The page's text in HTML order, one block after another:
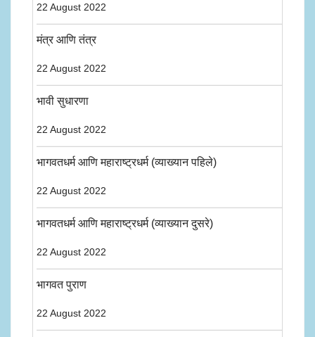
22 August 2022
मंत्र आणि तंत्र
22 August 2022
भावी सुधारणा
22 August 2022
भागवतधर्म आणि महाराष्ट्रधर्म (व्याख्यान पहिले)
22 August 2022
भागवतधर्म आणि महाराष्ट्रधर्म (व्याख्यान दुसरे)
22 August 2022
भागवत पुराण
22 August 2022